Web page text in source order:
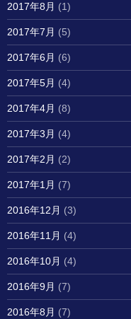
2017年8月 (1)
2017年7月 (5)
2017年6月 (6)
2017年5月 (4)
2017年4月 (8)
2017年3月 (4)
2017年2月 (2)
2017年1月 (7)
2016年12月 (3)
2016年11月 (4)
2016年10月 (4)
2016年9月 (7)
2016年8月 (7)